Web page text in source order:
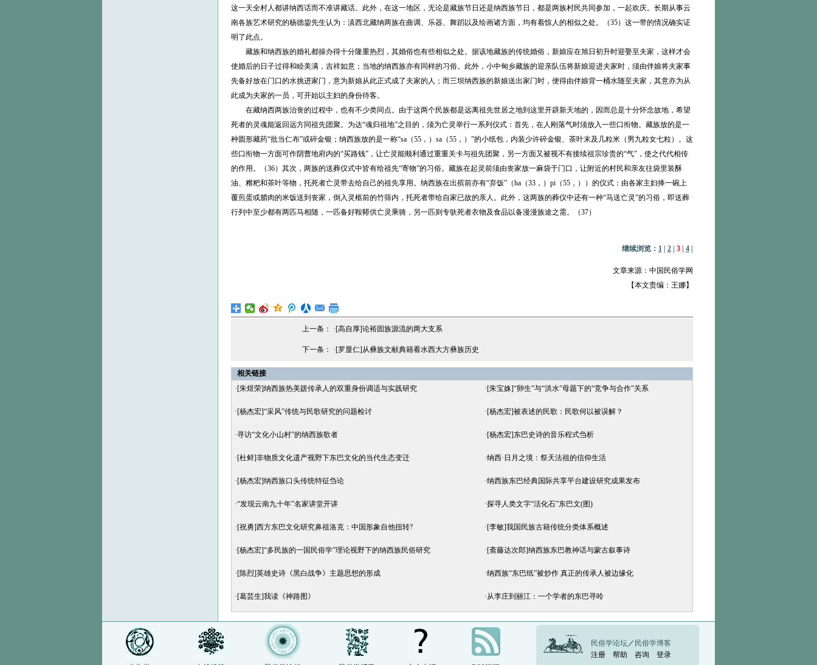
这一天全村人都讲纳西话而不准讲藏话。此外，在这一地区，无论是藏族节日还是纳西族节日，都是两族村民共同参加，一起欢庆。长期从事云
南各族艺术研究的杨德鋆先生认为：滇西北藏纳两族在曲调、乐器、舞蹈以及绘画诸方面，均有着惊人的相似之处。（35）这一带的情况确实证
明了此点。
藏族和纳西族的婚礼都操办得十分隆重热烈，其婚俗也有些相似之处。据该地藏族的传统婚俗，新娘应在旭日初升时迎娶至夫家，这样才会
使婚后的日子过得和睦美满，吉祥如意；当地的纳西族亦有同样的习俗。此外，小中甸乡藏族的迎亲队伍将新娘迎进夫家时，须由伴娘将夫家事
先备好放在门口的水挑进家门，意为新娘从此正式成了夫家的人；而三坝纳西族的新娘送出家门时，便得由伴娘背一桶水随至夫家，其意亦为从
此成为夫家的一员，可开始以主妇的身份待客。
在藏纳西两族治丧的过程中，也有不少类同点。由于这两个民族都是远离祖先世居之地到这里开辟新天地的，因而总是十分怀念故地，希望
死者的灵魂能返回远方同祖先团聚。为达“魂归祖地”之目的，须为亡灵举行一系列仪式：首先，在人刚落气时须放入一些口衔物。藏族放的是一
种圆形藏药“批当仁布”或碎金银；纳西族放的是一称“sa（55，）sa（55，）”的小纸包，内装少许碎金银、茶叶末及几粒米（男九粒女七粒）。这
些口衔物一方面可作阴曹地府内的“买路钱”，让亡灵能顺利通过重重关卡与祖先团聚，另一方面又被视不有接续祖宗珍贵的“气”，使之代代相传
的作用。（36）其次，两族的送葬仪式中皆有给祖先“寄物”的习俗。藏族在起灵前须由丧家放一麻袋于门口，让附近的村民和亲友往袋里装酥
油、糌粑和茶叶等物，托死者亡灵带去给自己的祖先享用。纳西族在出殡前亦有“弃饭”（ha（33，）pi（55，））的仪式：由各家主妇捧一碗上
覆煎蛋或腊肉的米饭送到丧家，倒入灵柩前的竹筛内，托死者带给自家已故的亲人。此外，这两族的葬仪中还有一种“马送亡灵”的习俗，即送葬
行列中至少都有两匹马相随，一匹备好鞍鞯供亡灵乘骑，另一匹则专驮死者衣物及食品以备漫漫族途之需。（37）
继续浏览： 1| 2| 3| 4|
文章来源：中国民俗学网
【本文责编：王娜】
上一条： ·[高自厚]论裕固族源流的两大支系
下一条： ·[罗显仁]从彝族文献典籍看水西大方彝族历史
相关链接
·[朱煜荣]纳西族热美蹉传承人的双重身份调适与实践研究 ·[朱宝姝]“卵生”与“洪水”母题下的“竞争与合作”关系
·[杨杰宏]“采风”传统与民歌研究的问题检讨 ·[杨杰宏]被表述的民歌：民歌何以被误解？
·寻访“文化小山村”的纳西族歌者 ·[杨杰宏]东巴史诗的音乐程式刍析
·[杜鲜]非物质文化遗产视野下东巴文化的当代生态变迁 ·纳西·日月之境：祭天法祖的信仰生活
·[杨杰宏]纳西族口头传统特征刍论 ·纳西族东巴经典国际共享平台建设研究成果发布
·“发现云南九十年”名家讲堂开讲 ·探寻人类文字“活化石”东巴文(图)
·[祝勇]西方东巴文化研究鼻祖洛克：中国形象自他扭转? ·[李敏]我国民族古籍传统分类体系概述
·[杨杰宏]“多民族的一国民俗学”理论视野下的纳西族民俗研究 ·[斋藤达次郎]纳西族东巴教神话与蒙古叙事诗
·[陈烈]英雄史诗《黑白战争》主题思想的形成 ·纳西族“东巴纸”被炒作 真正的传承人被边缘化
·[葛芸生]我读《神路图》 ·从李庄到丽江：一个学者的东巴寻呤
民俗学论坛／ 民俗学博客
注册
帮助 咨询 登录